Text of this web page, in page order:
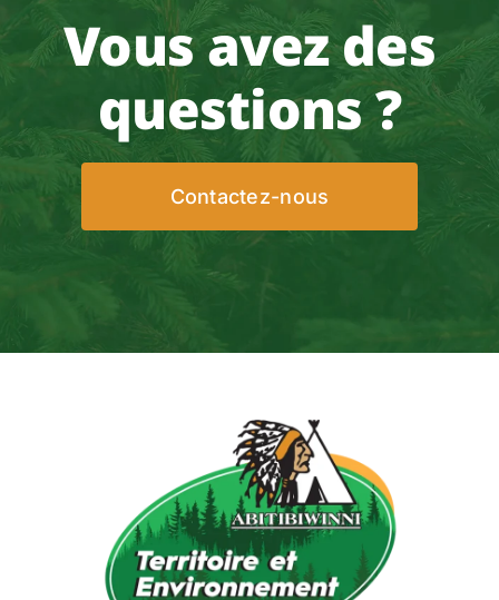
Vous avez des
questions ?
Contactez-nous